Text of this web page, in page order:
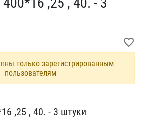
favorite_border
только зарегистрированным
пользователям
,25 ,​ 40. - 3 штуки